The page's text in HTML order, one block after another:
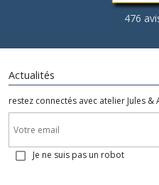
476
Actualités
restez connectés avec atelier Jules &
Je ne suis pas un robot